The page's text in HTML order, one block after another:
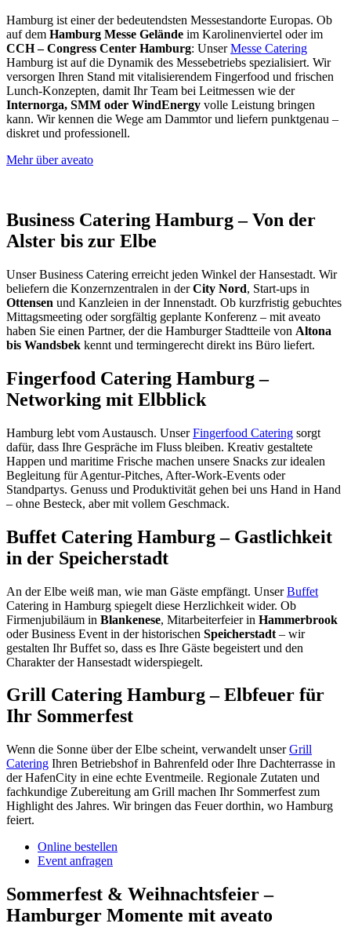
Hamburg ist einer der bedeutendsten Messestandorte Europas. Ob
auf dem Hamburg Messe Gelände im Karolinenviertel oder im
CCH – Congress Center Hamburg: UnserMesse Catering
Hamburg ist auf die Dynamik des Messebetriebs spezialisiert. Wir
versorgen Ihren Stand mit vitalisierendem Fingerfood und frischen
Lunch-Konzepten, damit Ihr Team bei Leitmessen wie der
Internorga, SMM oder WindEnergy volle Leistung bringen
kann. Wir kennen die Wege am Dammtor und liefern punktgenau –
diskret und professionell.
Mehr über aveato
Business Catering Hamburg – Von der
Alster bis zur Elbe
Unser Business Catering erreicht jeden Winkel der Hansestadt. Wir
beliefern die Konzernzentralen in derCity Nord, Start-ups in
Ottensen und Kanzleien in der Innenstadt. Ob kurzfristig gebuchtes
Mittagsmeeting oder sorgfältig geplante Konferenz – mit aveato
haben Sie einen Partner, der die Hamburger Stadtteile von Altona
bis Wandsbek kennt und termingerecht direkt ins Büro liefert.
Fingerfood Catering Hamburg –
Networking mit Elbblick
Hamburg lebt vom Austausch. UnserFingerfood Catering sorgt
dafür, dass Ihre Gespräche im Fluss bleiben. Kreativ gestaltete
Happen und maritime Frische machen unsere Snacks zur idealen
Begleitung für Agentur-Pitches, After-Work-Events oder
Standpartys. Genuss und Produktivität gehen bei uns Hand in Hand
– ohne Besteck, aber mit vollem Geschmack.
Buffet Catering Hamburg – Gastlichkeit
in der Speicherstadt
An der Elbe weiß man, wie man Gäste empfängt. UnserBuffet
Catering in Hamburg spiegelt diese Herzlichkeit wider. Ob
Firmenjubiläum in Blankenese, Mitarbeiterfeier in Hammerbrook
oder Business Event in der historischen Speicherstadt – wir
gestalten Ihr Buffet so, dass es Ihre Gäste begeistert und den
Charakter der Hansestadt widerspiegelt.
Grill Catering Hamburg – Elbfeuer für
Ihr Sommerfest
Wenn die Sonne über der Elbe scheint, verwandelt unserGrill
Catering Ihren Betriebshof in Bahrenfeld oder Ihre Dachterrasse in
der HafenCity in eine echte Eventmeile. Regionale Zutaten und
fachkundige Zubereitung am Grill machen Ihr Sommerfest zum
Highlight des Jahres. Wir bringen das Feuer dorthin, wo Hamburg
feiert.
Online bestellen
Event anfragen
Sommerfest & Weihnachtsfeier –
Hamburger Momente mit aveato